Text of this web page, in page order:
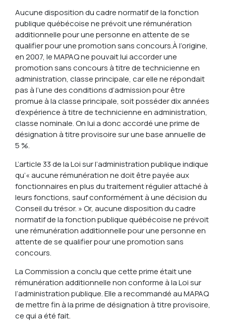
Aucune disposition du cadre normatif de la fonction
publique québécoise ne prévoit une rémunération
additionnelle pour une personne en attente de se
qualifier pour une promotion sans concours.À l’origine,
en 2007, le MAPAQ ne pouvait lui accorder une
promotion sans concours à titre de technicienne en
administration, classe principale, car elle ne répondait
pas à l’une des conditions d’admission pour être
promue à la classe principale, soit posséder dix années
d’expérience à titre de technicienne en administration,
classe nominale. On lui a donc accordé une prime de
désignation à titre provisoire sur une base annuelle de
5 %.
L’article 33 de la Loi sur l’administration publique indique
qu’« aucune rémunération ne doit être payée aux
fonctionnaires en plus du traitement régulier attaché à
leurs fonctions, sauf conformément à une décision du
Conseil du trésor. » Or, aucune disposition du cadre
normatif de la fonction publique québécoise ne prévoit
une rémunération additionnelle pour une personne en
attente de se qualifier pour une promotion sans
concours.
La Commission a conclu que cette prime était une
rémunération additionnelle non conforme à la Loi sur
l’administration publique. Elle a recommandé au MAPAQ
de mettre fin à la prime de désignation à titre provisoire,
ce qui a été fait.